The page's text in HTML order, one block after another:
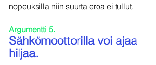
nopeuksilla niin suurta eroa ei tullut.
Argumentti 5.
Sähkömoottorilla voi ajaa
hiljaa.